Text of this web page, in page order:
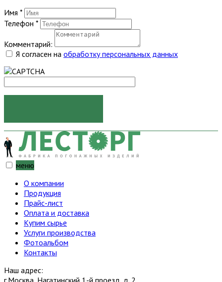
Имя *
Телефон *
Комментарий:
Я согласен на обработку персональных данных
меню
О компании
Продукция
Прайс-лист
Оплата и доставка
Купим сырье
Услуги производства
Фотоальбом
Контакты
Наш адрес:
г.Москва, Нагатинский 1-й проезд, д. 2